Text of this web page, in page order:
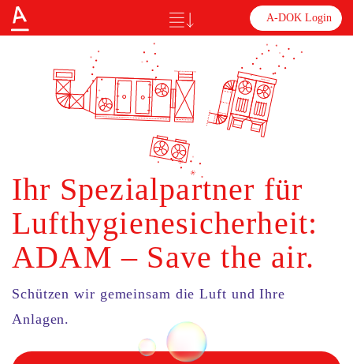
A-DOK Login
Ihr Spezialpartner für
Lufthygienesicherheit:
ADAM – Save the air.
Schützen wir gemeinsam die Luft und Ihre
Anlagen.